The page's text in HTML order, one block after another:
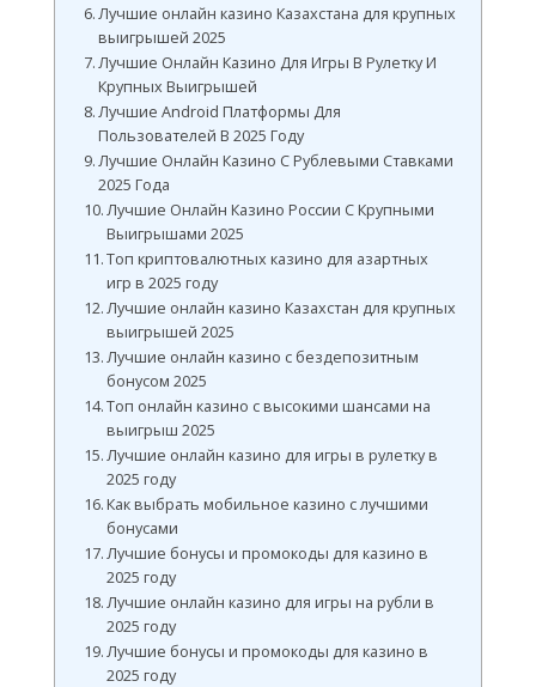
Лучшие онлайн казино Казахстана для крупных
выигрышей 2025
Лучшие Онлайн Казино Для Игры В Рулетку И
Крупных Выигрышей
Лучшие Android Платформы Для
Пользователей В 2025 Году
Лучшие Онлайн Казино С Рублевыми Ставками
2025 Года
Лучшие Онлайн Казино России С Крупными
Выигрышами 2025
Топ криптовалютных казино для азартных
игр в 2025 году
Лучшие онлайн казино Казахстан для крупных
выигрышей 2025
Лучшие онлайн казино с бездепозитным
бонусом 2025
Топ онлайн казино с высокими шансами на
выигрыш 2025
Лучшие онлайн казино для игры в рулетку в
2025 году
Как выбрать мобильное казино с лучшими
бонусами
Лучшие бонусы и промокоды для казино в
2025 году
Лучшие онлайн казино для игры на рубли в
2025 году
Лучшие бонусы и промокоды для казино в
2025 году